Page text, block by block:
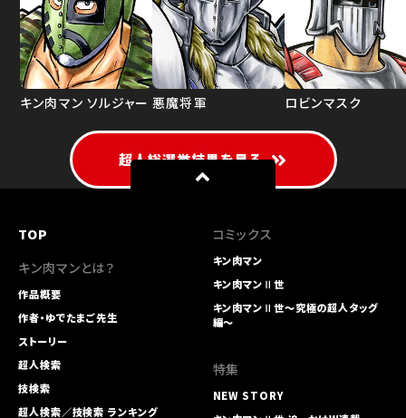
キン肉マン ソルジャー 悪魔将軍 ロビンマスク
超人総選挙結果を見る
TOP
キン肉マンとは？
作品概要
作者・ゆでたまご先生
ストーリー
超人検索
技検索
超人検索／技検索 ランキング
コミックス
キン肉マン
キン肉マンⅡ世
キン肉マンⅡ世～究極の超人タッグ
編～
特集
NEW STORY